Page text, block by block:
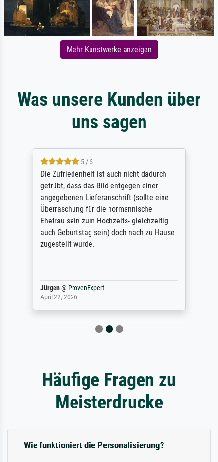
Mehr Kunstwerke anzeigen
Was unsere Kunden über
uns sagen
5 / 5
Die Zufriedenheit ist auch nicht dadurch
getrübt, dass das Bild entgegen einer
angegebenen Lieferanschrift (sollte eine
Überraschung für die normannische
Ehefrau sein zum Hochzeits- gleichzeitig
auch Geburtstag sein) doch nach zu Hause
zugestellt wurde.
Jürgen@ ProvenExpert
April 22, 2026
Häufige Fragen zu
Meisterdrucke
Wie funktioniert die Personalisierung?